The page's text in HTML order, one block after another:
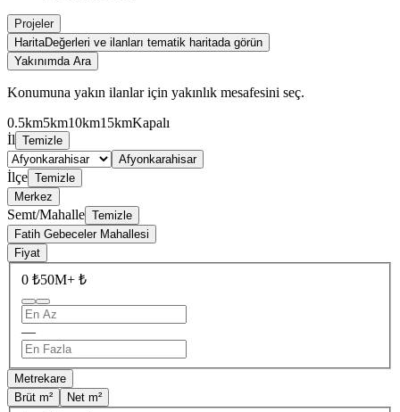
Projeler
HaritaDeğerleri ve ilanları tematik haritada görün
Yakınımda Ara
Konumuna yakın ilanlar için yakınlık mesafesini seç.
0.5km5km10km15kmKapalı
İl Temizle
Afyonkarahisar
İlçe Temizle
Merkez
Semt/Mahalle Temizle
Fatih Gebeceler Mahallesi
Fiyat
0 ₺50M+ ₺
—
Metrekare
Brüt m²
Net m²